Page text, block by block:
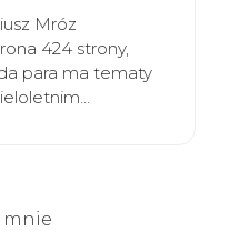
Mróz
424 strony,
para ma tematy
mnie